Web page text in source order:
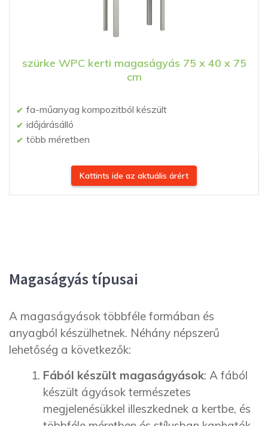
szürke WPC kerti magaságyás 75 x 40 x 75
cm
fa-műanyag kompozitból készült
időjárásálló
több méretben
Kattints ide az aktuális árért
Magaságyás típusai
A magaságyások többféle formában és
anyagból készülhetnek. Néhány népszerű
lehetőség a következők:
Fából készült magaságyások: A fából
készült ágyások természetes
megjelenésükkel illeszkednek a kertbe, és